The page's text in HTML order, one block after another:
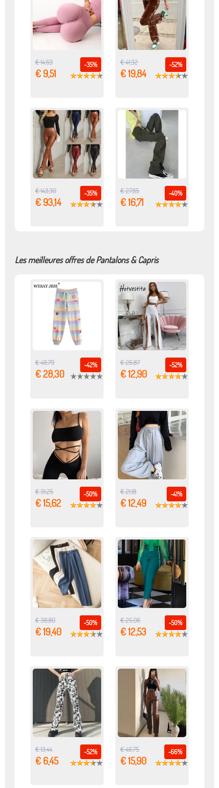
-35%
€ 14,63
€ 9,51
-52%
€ 41,32
€ 19,84
-35%
€ 143,30
€ 93,14
-40%
€ 27,85
€ 16,71
Les meilleures offres de Pantalons & Capris
-42%
€ 48,79
€ 28,30
-52%
€ 26,87
€ 12,90
-50%
€ 31,25
€ 15,62
-41%
€ 21,18
€ 12,49
-50%
€ 38,80
€ 19,40
-50%
€ 25,06
€ 12,53
-52%
€ 13,44
€ 6,45
-66%
€ 46,75
€ 15,90